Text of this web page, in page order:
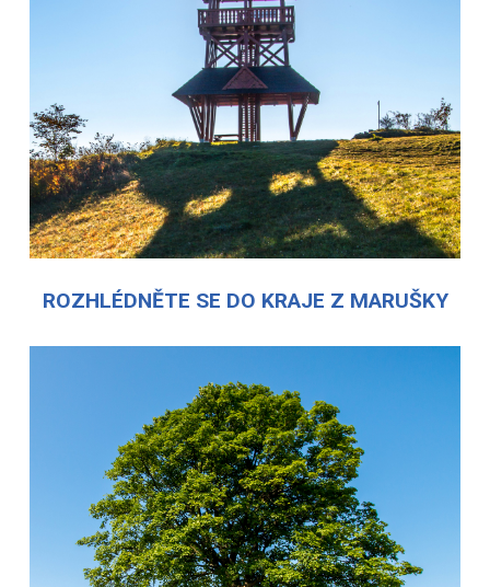
ROZHLÉDNĚTE SE DO KRAJE Z MARUŠKY